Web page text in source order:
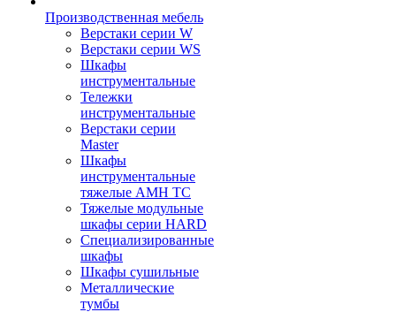
Производственная мебель
Верстаки серии W
Верстаки серии WS
Шкафы
инструментальные
Тележки
инструментальные
Верстаки серии
Master
Шкафы
инструментальные
тяжелые AMH TC
Тяжелые модульные
шкафы серии HARD
Cпециализированные
шкафы
Шкафы сушильные
Металлические
тумбы